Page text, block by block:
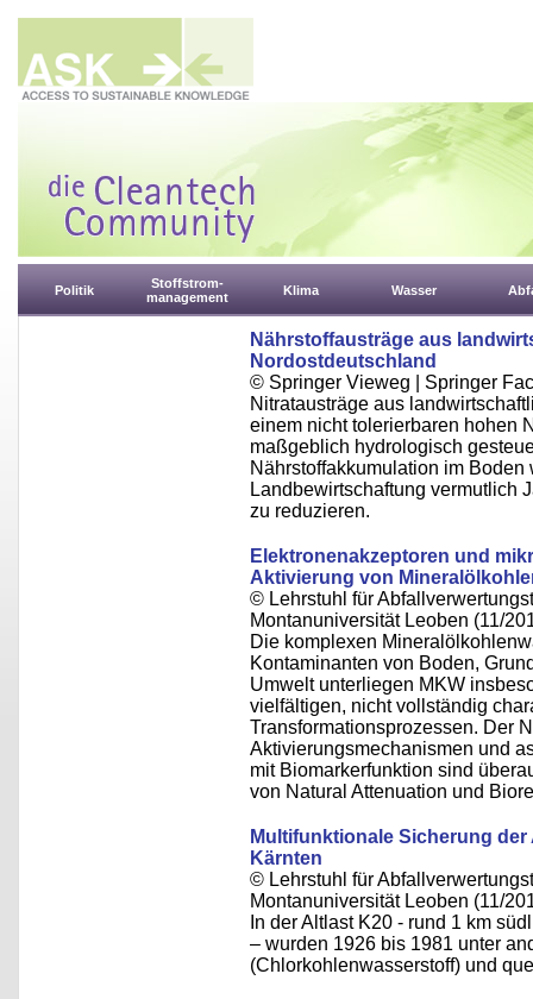
Politik
Stoffstrom-
management
Klima Wasser
Nährstoffausträge aus
Nordostdeutschland
© Springer Vieweg | Springer
Nitratausträge aus
einem nicht tolerierbaren hohen
maßgeblich hydrologisch
Nährstoffakkumulation im
Landbewirtschaftung vermutlich
zu reduzieren.
Elektronenakzeptoren und
Aktivierung von
© Lehrstuhl für
Montanuniversität Leoben (11/
Die komplexen
Kontaminanten von Boden,
Umwelt unterliegen MKW
vielfältigen, nicht vollständig
Transformationsprozessen. Der
Aktivierungsmechanismen und
mit Biomarkerfunktion sind
von Natural Attenuation und
Multifunktionale Sicherung
Kärnten
© Lehrstuhl für
Montanuniversität Leoben (11/
In der Altlast K20 - rund 1 km
– wurden 1926 bis 1981 unter
(Chlorkohlenwasserstoff) und